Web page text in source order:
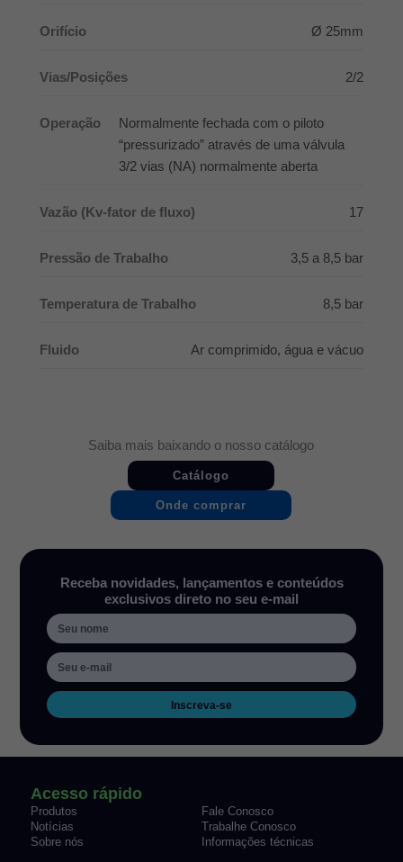
Orifício Ø 25mm
Vias/Posições 2/2
Operação
Normalmente fechada com o piloto
“pressurizado” através de uma válvula
3/2 vias (NA) normalmente aberta
Vazão (Kv-fator de fluxo) 17
Pressão de Trabalho 3,5 a 8,5 bar
Temperatura de Trabalho 8,5 bar
Fluido Ar comprimido, água e vácuo
Saiba mais baixando o nosso catálogo
Catálogo
Onde comprar
Receba novidades, lançamentos e conteúdos
exclusivos direto no seu e-mail
Inscreva-se
Acesso rápido
Produtos
Fale Conosco
Notícias
Trabalhe Conosco
Sobre nós
Informações técnicas